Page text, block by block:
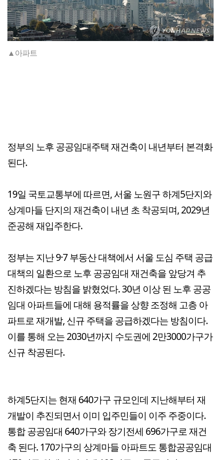
▲아파트
정부의 노후 공공임대주택 재건축이 내년부터 본격화
된다.
19일 국토교통부에 따르면, 서울 노원구 하계5단지와
상계마들 단지의 재건축이 내년 초 착공되며, 2029년
준공해 재입주한다.
정부는 지난 9·7 부동산 대책에서 서울 도심 주택 공급
대책의 일환으로 노후 공공임대 재건축을 앞당겨 추
진하겠다는 방침을 밝혔었다. 30년 이상 된 노후 공공
임대 아파트들에 대해 용적률을 상향 조정해 고층 아
파트로 재개발, 신규 주택을 공급하겠다는 방침이다.
이를 통해 오는 2030년까지 수도권에 2만3000가구가
신규 착공된다.
하계5단지는 현재 640가구 규모인데 지난해부터 재
개발이 추진되면서 이미 입주민들이 이주 주중이다.
통합 공공임대 640가구와 장기전세 696가구로 재건
축 된다. 170가구의 상계마들 아파트도 통합공공임대